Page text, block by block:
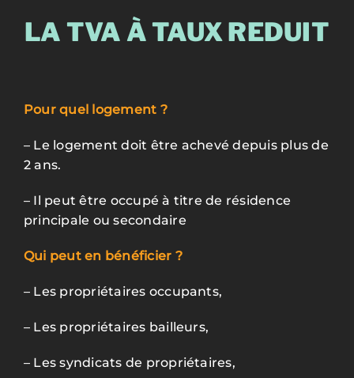
LA TVA À TAUX REDUIT
Pour quel logement ?
– Le logement doit être achevé depuis plus de
2 ans.
– Il peut être occupé à titre de résidence
principale ou secondaire
Qui peut en bénéficier ?
– Les propriétaires occupants,
– Les propriétaires bailleurs,
– Les syndicats de propriétaires,